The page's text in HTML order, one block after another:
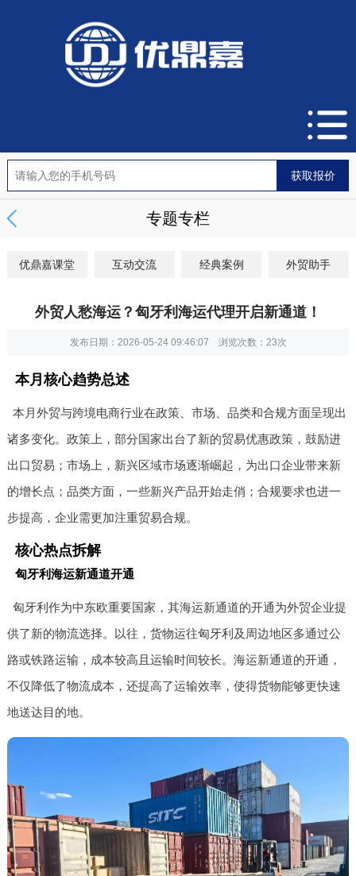
专题专栏
优鼎嘉课堂 互动交流 经典案例 外贸助手
外贸人愁海运？匈牙利海运代理开启新通道！
发布日期：2026-05-24 09:46:07 浏览次数： 23次
本月核心趋势总述
本月外贸与跨境电商行业在政策、市场、品类和合规方面呈现出
诸多变化。政策上，部分国家出台了新的贸易优惠政策，鼓励进
出口贸易；市场上，新兴区域市场逐渐崛起，为出口企业带来新
的增长点；品类方面，一些新兴产品开始走俏；合规要求也进一
步提高，企业需更加注重贸易合规。
核心热点拆解
匈牙利海运新通道开通
匈牙利作为中东欧重要国家，其海运新通道的开通为外贸企业提
供了新的物流选择。以往，货物运往匈牙利及周边地区多通过公
路或铁路运输，成本较高且运输时间较长。海运新通道的开通，
不仅降低了物流成本，还提高了运输效率，使得货物能够更快速
地送达目的地。